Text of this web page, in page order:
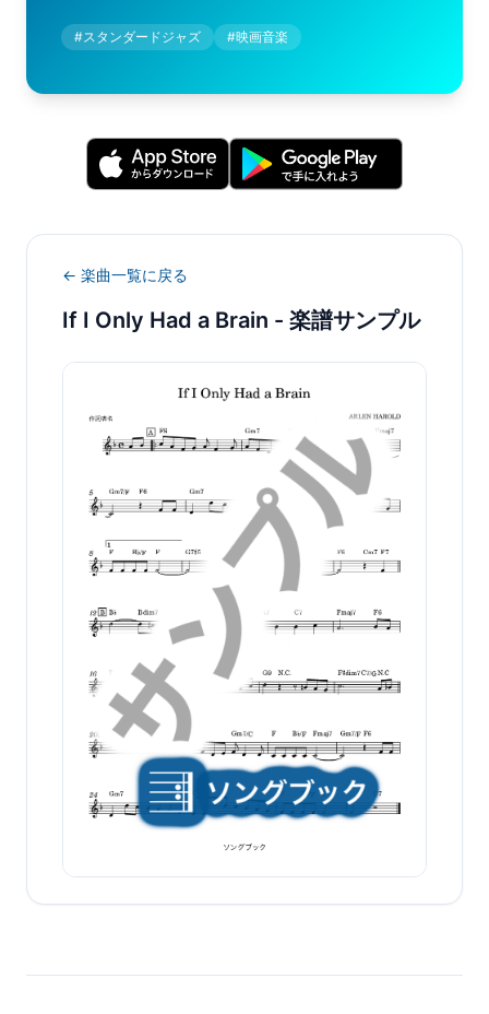
#スタンダードジャズ #映画音楽
← 楽曲一覧に戻る
If I Only Had a Brain - 楽譜サンプル